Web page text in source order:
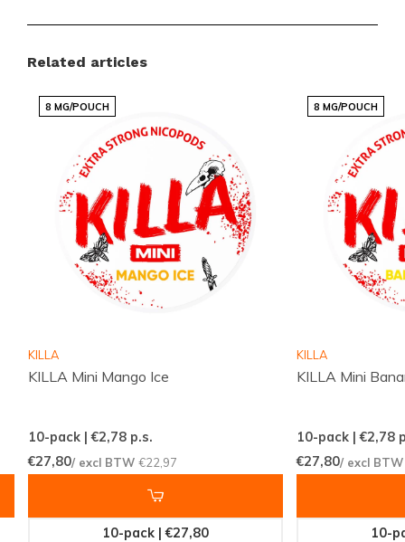
Productdetails
Formaat:Slim
Gewicht per zakje:
Sterkte:Medium
Smaak:
Watermelon Ice
Product type:Nicotine Pouches
Nicotine (mg) per zakje:10
Nicotine (mg) per gram:
20
Inhoud per bakje: 10 gram
Fabrikant:SNOBERG
Verken de Wereld van
SNOBERG
Nicotinezakjes
nicotinezakjes een uitstekende keuze voor
liefhebbers van fruitige en tropische smaken. De
combinatie van fruitige frisheid en een medium
sterkte maakt het een ideale keuze voor dagelijks
Related articles
8 MG/POUCH
KILLA
KILLA Mini Mango Ice
10-pack | €2,78p.s.
€27,80/ excl BTW €22,97
10-pack | €27,80
8 MG/POUCH
KILLA
KILLA Mini
10-pack | €2,78
€27,80/ excl
10-